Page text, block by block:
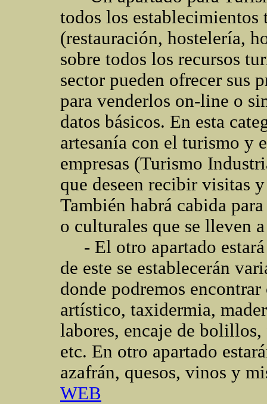
todos los
(restauración, hostelería,
sobre todos los recursos
sector pueden ofrecer sus
para venderlos on-line o
datos básicos. En esta
artesanía con el turismo y
empresas (Turismo
que deseen recibir visitas
También habrá cabida
o culturales que se lleven
- El otro apartado estará
de este se establecerán
donde podremos
artístico, taxidermia,
labores, encaje de
etc. En otro apartado
azafrán, quesos, vinos y
WEB